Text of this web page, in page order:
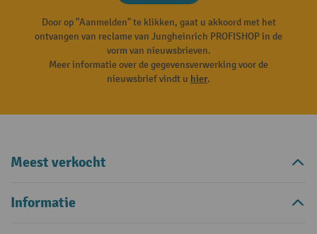
Door op "Aanmelden" te klikken, gaat u akkoord met het
ontvangen van reclame van Jungheinrich PROFISHOP in de
vorm van nieuwsbrieven.
Meer informatie over de gegevensverwerking voor de
nieuwsbrief vindt u hier.
Meest verkocht
Informatie